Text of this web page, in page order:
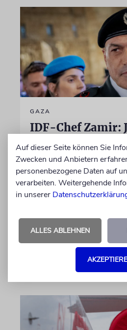
GAZA
IDF-Chef Zamir:
Massaker vom 7.
wird zur
gezogen
Die Jagd auf die beteiligten
die das Kommando mit
sagt der Generalstabschef
Auf dieser Seite können Sie
Zwecken und Anbietern
personenbezogene Daten auf
verarbeiten. Weitergehende
in unserer
ALLES ABLEHNEN